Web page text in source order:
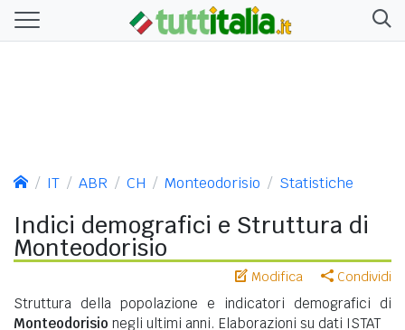
IT ABR CH Monteodorisio Statistiche
Indici demografici e Struttura di
Monteodorisio
Modifica Condividi
Struttura della popolazione e indicatori demografici di
Monteodorisio negli ultimi anni. Elaborazioni su dati ISTAT